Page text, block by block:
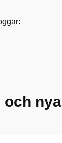
och nya